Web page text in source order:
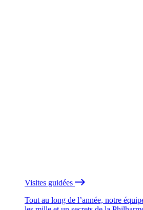
Visites guidées
Tout au long de l’année, notre